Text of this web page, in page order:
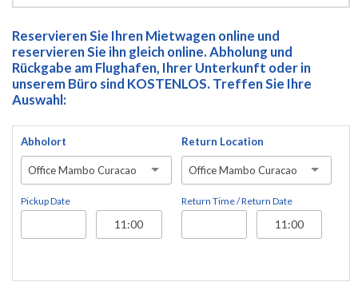
Reservieren Sie Ihren Mietwagen online und
reservieren Sie ihn gleich online. Abholung und
Rückgabe am Flughafen, Ihrer Unterkunft oder in
unserem Büro sind KOSTENLOS. Treffen Sie Ihre
Auswahl:
Abholort
Office Mambo Curacao
Pickup Date
Return Location
Office Mambo Curacao
Return Time / Return Date